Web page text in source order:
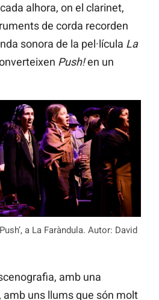
alhora, on el clarinet,
de corda recorden
sonora de la pel·lícula La
Push!en un
a La Faràndula. Autor: David
amb una
amb uns llums que són molt